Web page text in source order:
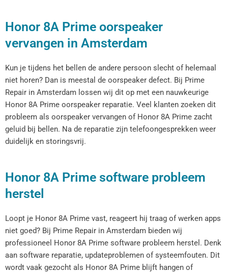
Honor 8A Prime oorspeaker
vervangen in Amsterdam
Kun je tijdens het bellen de andere persoon slecht of helemaal
niet horen? Dan is meestal de oorspeaker defect. Bij Prime
Repair in Amsterdam lossen wij dit op met een nauwkeurige
Honor 8A Prime oorspeaker reparatie. Veel klanten zoeken dit
probleem als oorspeaker vervangen of Honor 8A Prime zacht
geluid bij bellen. Na de reparatie zijn telefoongesprekken weer
duidelijk en storingsvrij.
Honor 8A Prime software probleem
herstel
Loopt je Honor 8A Prime vast, reageert hij traag of werken apps
niet goed? Bij Prime Repair in Amsterdam bieden wij
professioneel Honor 8A Prime software probleem herstel. Denk
aan software reparatie, updateproblemen of systeemfouten. Dit
wordt vaak gezocht als Honor 8A Prime blijft hangen of